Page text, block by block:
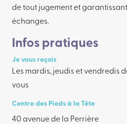
de tout jugement et
échanges.
Infos pratiques
Je vous reçois
Les mardis, jeudis et vendredis
vous
Centre des Pieds à la Tête
40 avenue de la Perrière